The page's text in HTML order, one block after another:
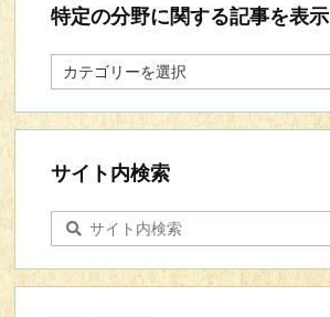
特定の分野に関する記事を表示
定
分
に
関
す
記
事
を
サイト内検索